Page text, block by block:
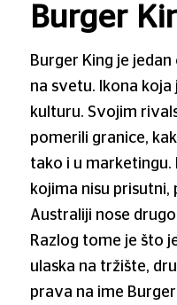
Burger
Burger King je
na svetu. Ikona
kulturu. Svojim
pomerili granice,
tako i u marketingu.
kojima nisu prisutni,
Australiji nose drugo
Razlog tome je što
ulaska na tržište,
prava na ime